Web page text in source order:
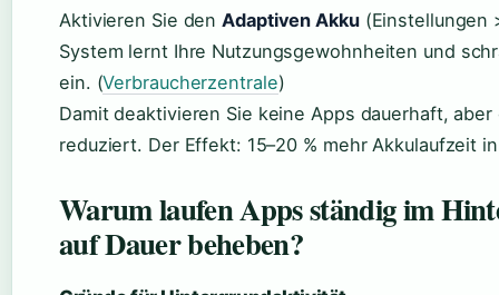
Aktivieren Sie denAdaptiven Akku(Einstellungen
System lernt Ihre Nutzungsgewohnheiten und
ein. (Verbraucherzentrale)
Damit deaktivieren Sie keine Apps dauerhaft,
reduziert. Der Effekt: 15–20 % mehr Akkulaufzeit
Warum laufen Apps ständig im
auf Dauer beheben?